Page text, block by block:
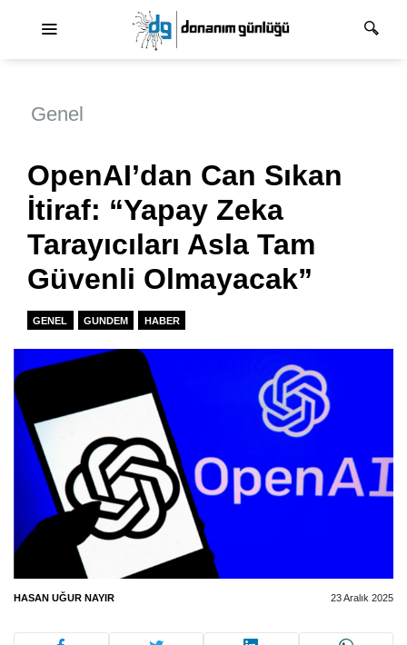
Genel
OpenAI’dan Can Sıkan
İtiraf: “Yapay Zeka
Tarayıcıları Asla Tam
Güvenli Olmayacak”
GENEL GUNDEM HABER
HASAN UĞUR NAYIR 23 Aralık 2025